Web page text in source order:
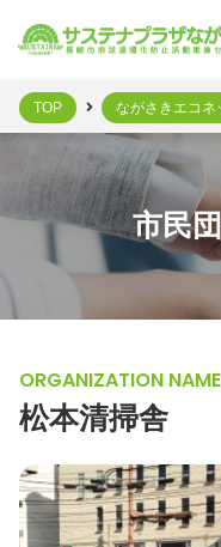
市民
TOP ながさきエコネ
ORGANIZATION NAME
松本清掃舎